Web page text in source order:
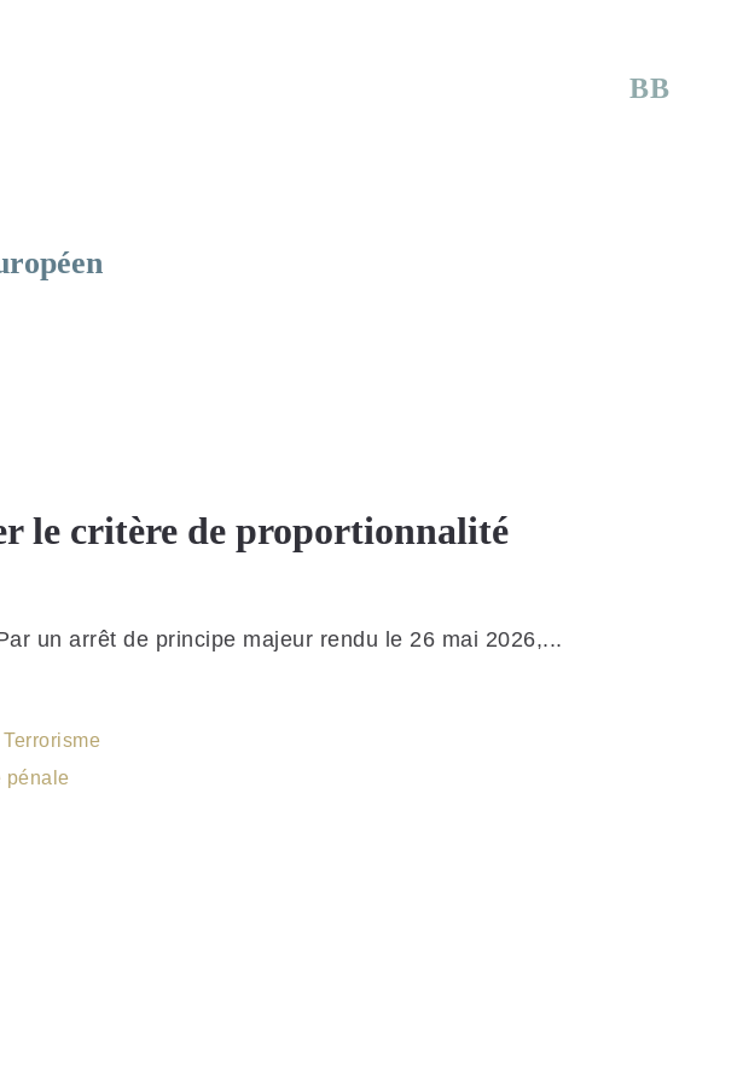
BB
le critère de proportionnalité
un arrêt de principe majeur rendu le 26 mai 2026,...
Terrorisme
pénale